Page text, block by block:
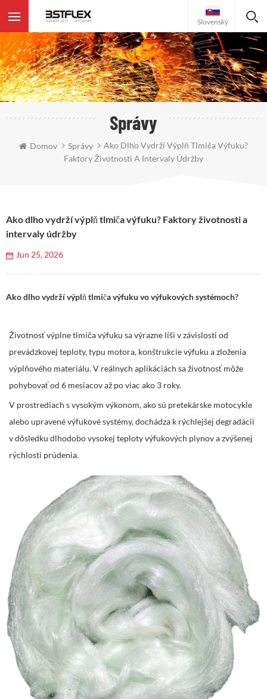
Slovenský
Správy
Domov Správy
Ako Dlho Vydrží Výplň Tlmiča Výfuku?
Faktory Životnosti A Intervaly Údržby
Ako dlho vydrží výplň tlmiča výfuku? Faktory životnosti a
intervaly údržby
Jun 25, 2026
Ako dlho vydrží výplň tlmiča výfuku vo výfukových systémoch?
Životnosť výplne tlmiča výfuku sa výrazne líši v závislosti od
prevádzkovej teploty, typu motora, konštrukcie výfuku a zloženia
výplňového materiálu. V reálnych aplikáciách sa životnosť môže
pohybovať od 6 mesiacov až po viac ako 3 roky.
V prostrediach s vysokým výkonom, ako sú pretekárske motocykle
alebo upravené výfukové systémy, dochádza k rýchlejšej degradácii
v dôsledku dlhodobo vysokej teploty výfukových plynov a zvýšenej
rýchlosti prúdenia.